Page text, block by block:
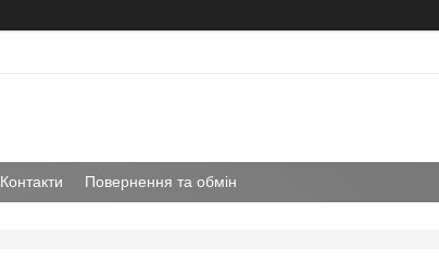
Контакти Повернення та обмін